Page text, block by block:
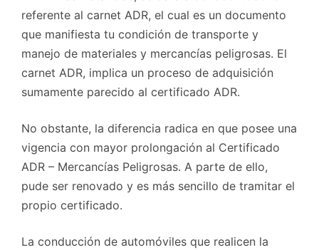
referente al carnet ADR, el cual es un documento
que manifiesta tu condición de transporte y
manejo de materiales y mercancías peligrosas. El
carnet ADR, implica un proceso de adquisición
sumamente parecido al certificado ADR.
No obstante, la diferencia radica en que posee una
vigencia con mayor prolongación al Certificado
ADR – Mercancías Peligrosas. A parte de ello,
pude ser renovado y es más sencillo de tramitar el
propio certificado.
La conducción de automóviles que realicen la